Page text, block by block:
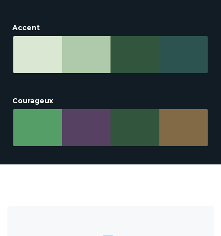
Accent
Courageux